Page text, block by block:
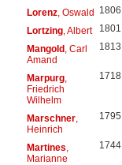
Lorenz, Oswald 1806
Lortzing, Albert 1801
Mangold, Carl
Amand
1813
Marpurg,
Friedrich
Wilhelm
1718
Marschner,
Heinrich
1795
Martines
Marianne
1744